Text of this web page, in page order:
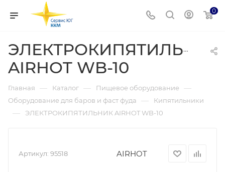
0
ЭЛЕКТРОКИПЯТИЛЬНИК
AIRHOT WB-10
Главная — Каталог — Пищевое оборудование —
Оборудование для баров и фаст фуда — Кипятильники
— ЭЛЕКТРОКИПЯТИЛЬНИК AIRHOT WB-10
Артикул: 95518 AIRHOT